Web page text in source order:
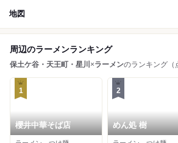
地図
周辺のラーメンランキング
保土ケ谷・天王町・星川 ×ラーメンのランキング（
1
櫻井中華そば店
2
めん処 樹